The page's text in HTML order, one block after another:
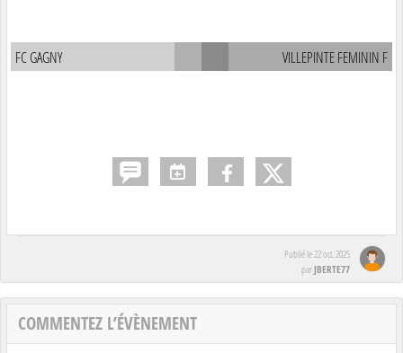
FC GAGNY VILLEPINTE FEMININ F
Publié le22 oct. 2025
parJBERTE77
COMMENTEZ L’ÉVÈNEMENT